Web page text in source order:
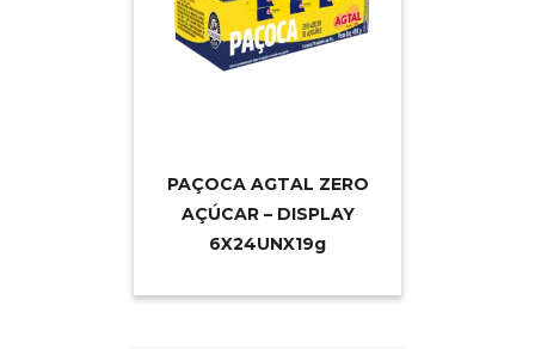
PAÇOCA AGTAL ZERO
AÇÚCAR – DISPLAY
6X24UNX19g